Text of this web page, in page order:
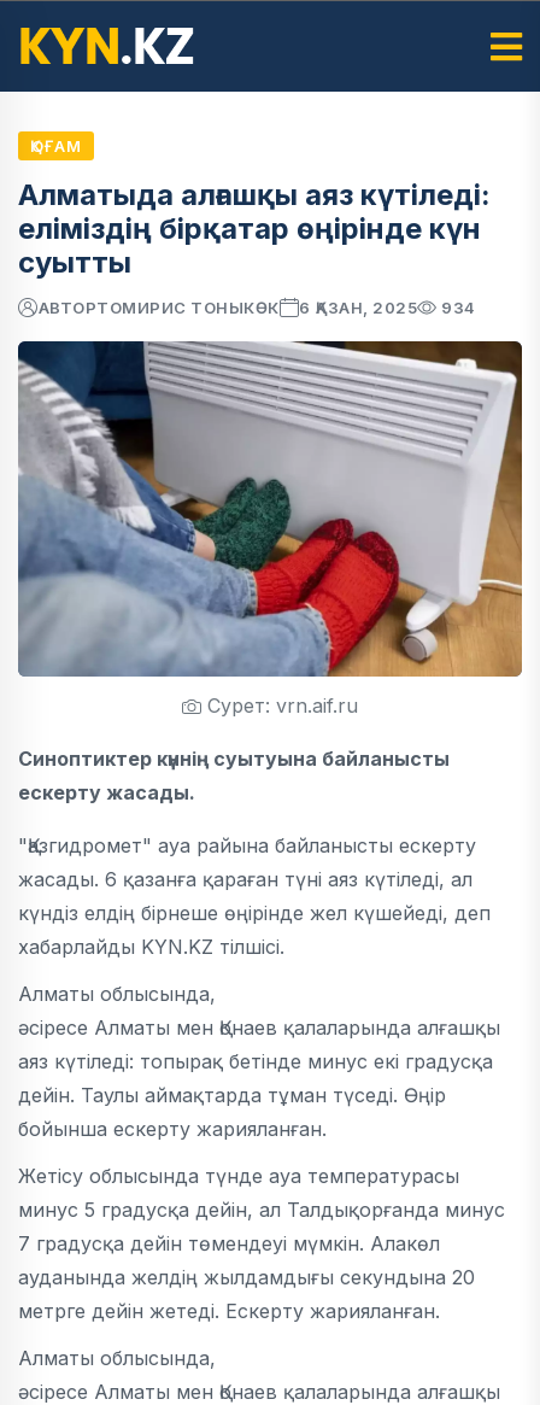
ҚОҒАМ
Алматыда алғашқы аяз күтіледі:
еліміздің бірқатар өңірінде күн
суытты
АВТОРТОМИРИС ТОНЫКӨК 6 ҚАЗАН, 2025 934
Сурет: vrn.aif.ru
Синоптиктер күннің суытуына байланысты
ескерту жасады.
"Қазгидромет" ауа райына байланысты ескерту
жасады. 6 қазанға қараған түні аяз күтіледі, ал
күндіз елдің бірнеше өңірінде жел күшейеді, деп
хабарлайды KYN.KZ тілшісі.
Алматы облысында,
әсіресе Алматы мен Қонаев қалаларында алғашқы
аяз күтіледі: топырақ бетінде минус екі градусқа
дейін. Таулы аймақтарда тұман түседі. Өңір
бойынша ескерту жарияланған.
Жетісу облысында түнде ауа температурасы
минус 5 градусқа дейін, ал Талдықорғанда минус
7 градусқа дейін төмендеуі мүмкін. Алакөл
ауданында желдің жылдамдығы секундына 20
метрге дейін жетеді. Ескерту жарияланған.
Алматы облысында,
әсіресе Алматы мен Қонаев қалаларында алғашқы